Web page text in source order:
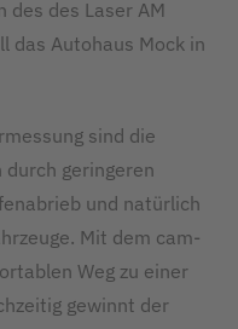
des des Laser AM
das Autohaus Mock in
sind die
geringeren
und natürlich
Mit dem cam-
Weg zu einer
gewinnt der